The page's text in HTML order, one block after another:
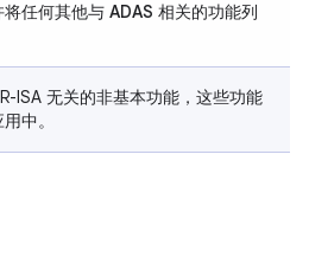
将任何其他与 ADAS 相关的功能列
ISA 无关的非基本功能，这些功能
中。